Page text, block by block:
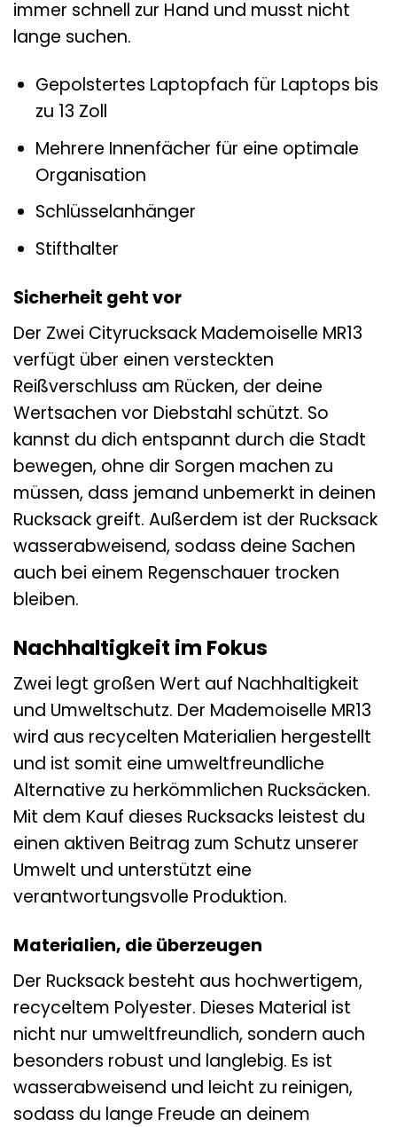
immer schnell zur Hand und musst nicht
lange suchen.
Gepolstertes Laptopfach für Laptops bis
zu 13 Zoll
Mehrere Innenfächer für eine optimale
Organisation
Schlüsselanhänger
Stifthalter
Sicherheit geht vor
Der Zwei Cityrucksack Mademoiselle MR13
verfügt über einen versteckten
Reißverschluss am Rücken, der deine
Wertsachen vor Diebstahl schützt. So
kannst du dich entspannt durch die Stadt
bewegen, ohne dir Sorgen machen zu
müssen, dass jemand unbemerkt in deinen
Rucksack greift. Außerdem ist der Rucksack
wasserabweisend, sodass deine Sachen
auch bei einem Regenschauer trocken
bleiben.
Nachhaltigkeit im Fokus
Zwei legt großen Wert auf Nachhaltigkeit
und Umweltschutz. Der Mademoiselle MR13
wird aus recycelten Materialien hergestellt
und ist somit eine umweltfreundliche
Alternative zu herkömmlichen Rucksäcken.
Mit dem Kauf dieses Rucksacks leistest du
einen aktiven Beitrag zum Schutz unserer
Umwelt und unterstützt eine
verantwortungsvolle Produktion.
Materialien, die überzeugen
Der Rucksack besteht aus hochwertigem,
recyceltem Polyester. Dieses Material ist
nicht nur umweltfreundlich, sondern auch
besonders robust und langlebig. Es ist
wasserabweisend und leicht zu reinigen,
sodass du lange Freude an deinem